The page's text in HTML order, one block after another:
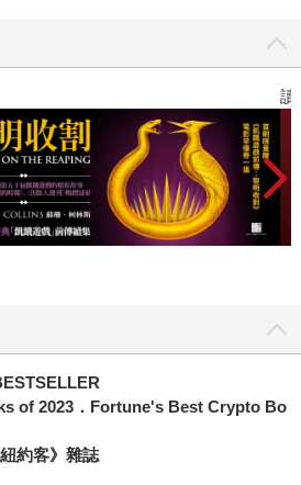
當時好幾位來自主要財經媒體的資
定追蹤的，是兩位作者。一位是寫
局》的知名財經作家麥可路易士，
》(書中講述一群公衛專家很早就發
普冷處理，導致最後無法收拾)，正
時最火紅的幣圈金童SBF。隨著
畫也因此曝光。最後完成的《無限
很快就成為暢銷書。 而與麥可同時
貨幣市場的瘋狂行情，身邊的朋友
般無聊的生活中，被加密貨幣的廣
種各樣的加密貨幣。這些貨幣在
的工具，因為一來，這些貨幣完全
西，也很少商家願意收。二來，也
加密貨幣，根本不受監管，三不五
讀
of 2023．Fortune's Best Crypto Bo
約客》雜誌